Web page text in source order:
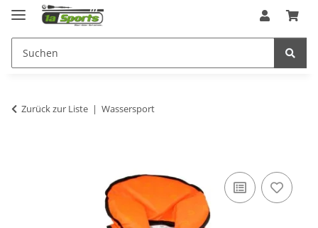
Zurück zur Liste Wassersport